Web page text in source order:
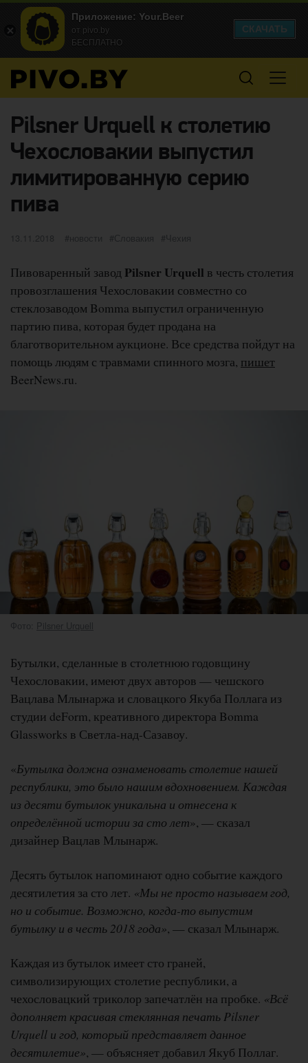
Pilsner Urquell к столетию
Чехословакии выпустил
лимитированную серию
пива
Опубликовано
13.11.2018 категории
новости Метки
Словакия Чехия
Пивоваренный завод Pilsner Urquell в честь столетия
провозглашения Чехословакии совместно со
стеклозаводом Bomma выпустил ограниченную
партию пива, которая будет продана на
благотворительном аукционе. Все средства пойдут на
помощь людям с травмами спинного мозга, пишет
BeerNews.ru.
Фото: Pilsner Urquell
Бутылки, сделанные в столетнюю годовщину
Чехословакии, имеют двух авторов — чешского
Вацлава Млынаржа и словацкого Якуба Поллага из
студии deForm, креативного директора Bomma
Glassworks в Светла-над-Сазавоу.
«Бутылка должна ознаменовать столетие нашей
республики, это было нашим вдохновением. Каждая
из десяти бутылок уникальна и отнесена к
определённой истории за сто лет», — сказал
дизайнер Вацлав Млынарж.
Десять бутылок напоминают одно событие каждого
десятилетия за сто лет. «Мы не просто называем год,
но и событие. Возможно, когда-то выпустим
бутылку и в честь 2018 года», — сказал Млынарж.
Каждая из бутылок имеет сто граней,
символизирующих столетие республики, а
чехословацкий триколор запечатлён на пробке. «Всё
дополняет красивая стеклянная печать Pilsner
Urquell и год, который представляет данное
десятилетие», — объясняет добавил Якуб Поллаг.
Приложение: Your.Beer
от pivo.by
БЕСПЛАТНО
СКАЧАТЬ